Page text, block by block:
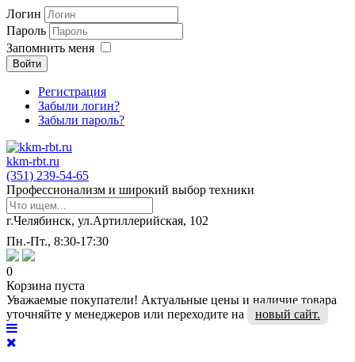
Логин
Пароль
Запомнить меня
Войти
Регистрация
Забыли логин?
Забыли пароль?
kkm-rbt.ru
(351) 239-54-65
Профессионализм и широкий выбор техники
г.Челябинск, ул.Артиллерийская, 102
Пн.-Пт., 8:30-17:30
0
Корзина пуста
Уважаемые покупатели! Актуальные цены и наличие товара
уточняйте у менеджеров или переходите на
новый сайт.